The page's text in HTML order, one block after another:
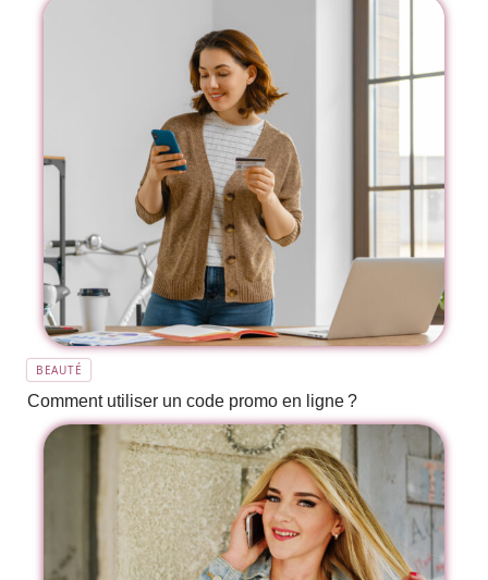
BEAUTÉ
Comment utiliser un code promo en ligne ?